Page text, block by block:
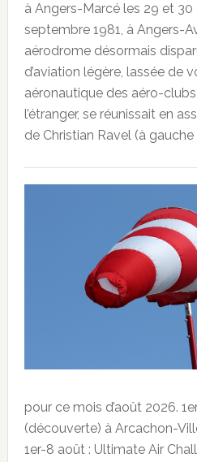
à Angers-Marcé les 29 et 30
septembre 1981, à Angers-
aérodrome désormais
d’aviation légère, lassée de
aéronautique des aéro-
l’étranger, se réunissait en
de Christian Ravel (à
pour ce mois d’août 2026.
(découverte) à Arcachon-
1er-8 août : Ultimate Air